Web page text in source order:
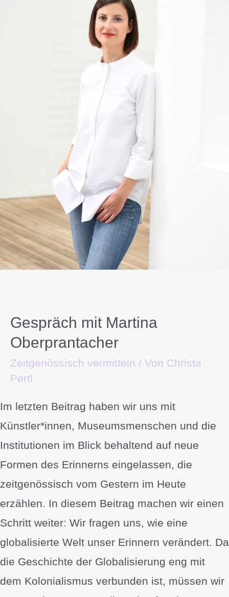
Gespräch mit Martina
Oberprantacher
Zeitgenössisch vermitteln / Von Christa
Pertl
Im letzten Beitrag haben wir uns mit
Künstler*innen, Museumsmenschen und die
Institutionen im Blick behaltend auf neue
Formen des Erinnerns eingelassen, die
zeitgenössisch vom Gestern im Heute
erzählen. In diesem Beitrag machen wir einen
Schritt weiter: Wir fragen uns, wie eine
globalisierte Welt unser Erinnern verändert. Da
die Geschichte der Globalisierung eng mit
dem Kolonialismus verbunden ist, müssen wir